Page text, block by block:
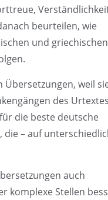
beurteilen, wie
und griechischen
weil
des
die beste deutsche
die – auf
auch
komplexe Stellen